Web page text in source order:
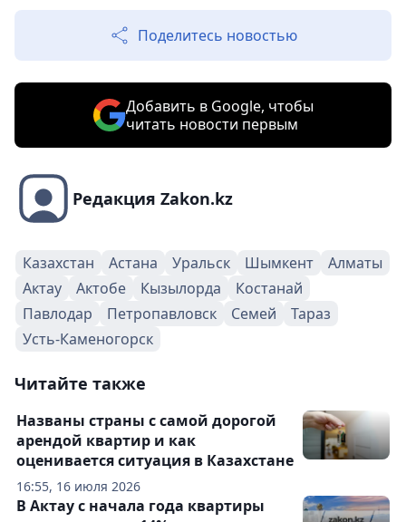
Поделитесь новостью
Добавить в Google, чтобы
читать новости первым
Редакция Zakon.kz
Казахстан Астана Уральск Шымкент
Алматы
Актау
Актобе Кызылорда
Костанай
Павлодар
Петропавловск Семей
Тараз
Усть-Каменогорск
Читайте также
16:55, 16 июля 2026
Названы страны с самой дорогой
арендой квартир и как
оценивается ситуация в Казахстане
В Актау с начала года квартиры